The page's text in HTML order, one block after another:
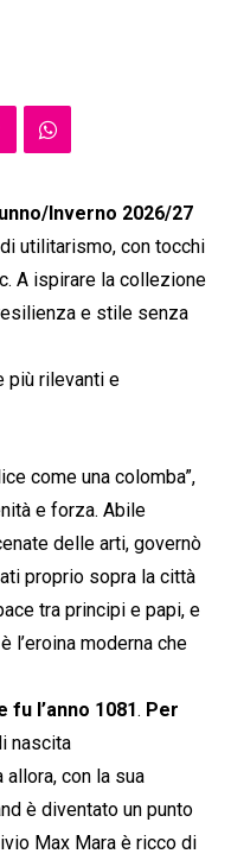
Inverno 2026/27
utilitarismo, con tocchi
A ispirare la collezione
e stile senza
più rilevanti e
come una colomba”,
e forza. Abile
delle arti, governò
proprio sopra la città
tra principi e papi, e
l’eroina moderna che
fu l’anno 1081. Per
nascita
allora, con la sua
è diventato un punto
Max Mara è ricco di